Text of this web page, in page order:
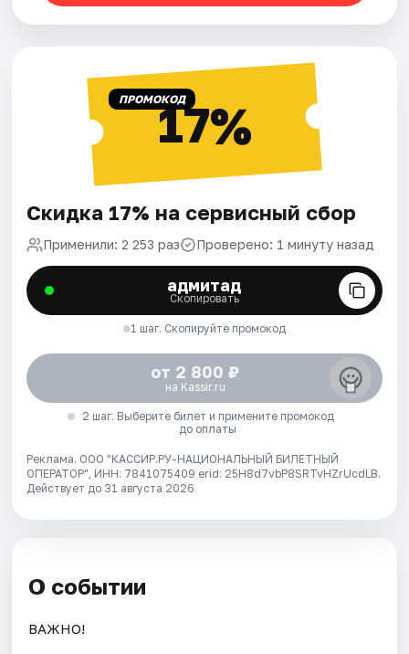
ПРОМОКОД17%
Скидка 17% на сервисный сбор
Применили: 2 253 раз Проверено: 1 минуту назад
адмитад
Скопировать
1 шаг. Скопируйте промокод
от 2 800 ₽
на Kassir.ru
2 шаг. Выберите билет и примените промокод
до оплаты
Реклама. ООО "КАССИР.РУ-НАЦИОНАЛЬНЫЙ БИЛЕТНЫЙ
ОПЕРАТОР", ИНН: 7841075409 erid: 25H8d7vbP8SRTvHZrUcdLB.
Действует до 31 августа 2026
О событии
ВАЖНО!